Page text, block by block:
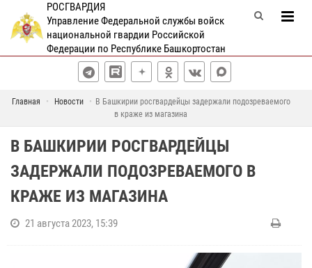
РОСГВАРДИЯ
Управление Федеральной службы войск
национальной гвардии Российской
Федерации по Республике Башкортостан
Главная Новости
В Башкирии росгвардейцы задержали подозреваемого
в краже из магазина
В БАШКИРИИ РОСГВАРДЕЙЦЫ
ЗАДЕРЖАЛИ ПОДОЗРЕВАЕМОГО В
КРАЖЕ ИЗ МАГАЗИНА
21 августа 2023, 15:39